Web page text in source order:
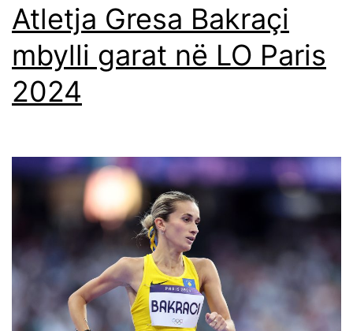
Atletja Gresa Bakraçi
mbylli garat në LO Paris
2024